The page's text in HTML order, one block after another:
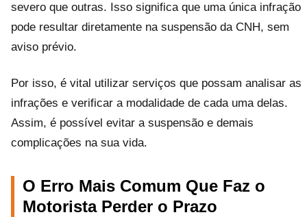
severo que outras. Isso significa que uma única infração
pode resultar diretamente na suspensão da CNH, sem
aviso prévio.
Por isso, é vital utilizar serviços que possam analisar as
infrações e verificar a modalidade de cada uma delas.
Assim, é possível evitar a suspensão e demais
complicações na sua vida.
O Erro Mais Comum Que Faz o
Motorista Perder o Prazo